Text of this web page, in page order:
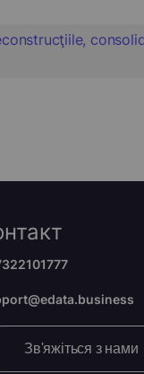
Зв'яжіться з нами